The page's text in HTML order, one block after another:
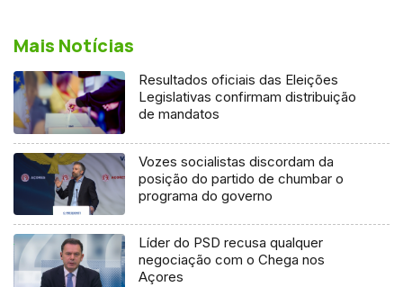
Mais Notícias
Resultados oficiais das Eleições
Legislativas confirmam distribuição
de mandatos
Vozes socialistas discordam da
posição do partido de chumbar o
programa do governo
Líder do PSD recusa qualquer
negociação com o Chega nos
Açores